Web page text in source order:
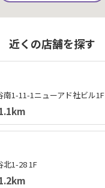
近くの店舗を探す
南1-11-1ニューアド社ビル1F
北1-28 1F